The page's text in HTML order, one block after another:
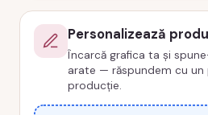
for
life,
bumbac,
produs
Personalizează
Încarcă grafica ta și
arate — răspundem cu un
producție.